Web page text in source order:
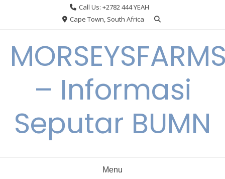
Call Us: +2782 444 YEAH
Cape Town, South Africa
– Informasi
Seputar BUMN
Menu